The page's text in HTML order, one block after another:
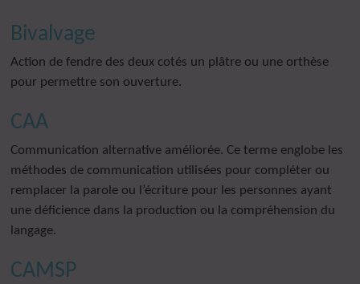
Bivalvage
Action de fendre des deux cotés un plâtre ou une orthèse
pour permettre son ouverture.
CAA
Communication alternative améliorée. Ce terme englobe les
méthodes de communication utilisées pour compléter ou
remplacer la parole ou l’écriture pour les personnes ayant
une déficience dans la production ou la compréhension du
langage.
CAMSP